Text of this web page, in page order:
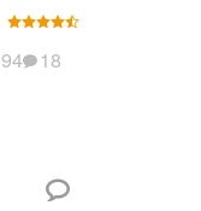
94 18